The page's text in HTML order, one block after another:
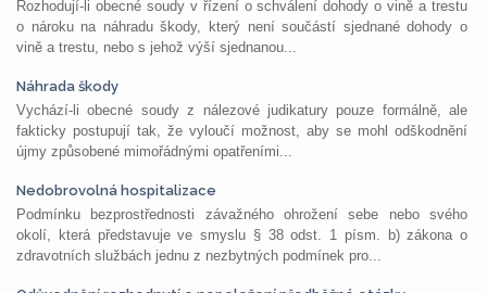
Rozhodují-li obecné soudy v řízení o schválení dohody o vině a trestu
o nároku na náhradu škody, který není součástí sjednané dohody o
vině a trestu, nebo s jehož výší sjednanou...
Náhrada škody
Vychází-li obecné soudy z nálezové judikatury pouze formálně, ale
fakticky postupují tak, že vyloučí možnost, aby se mohl odškodnění
újmy způsobené mimořádnými opatřeními...
Nedobrovolná hospitalizace
Podmínku bezprostřednosti závažného ohrožení sebe nebo svého
okolí, která představuje ve smyslu § 38 odst. 1 písm. b) zákona o
zdravotních službách jednu z nezbytných podmínek pro...